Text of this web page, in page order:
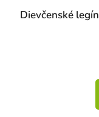
Dievčenské